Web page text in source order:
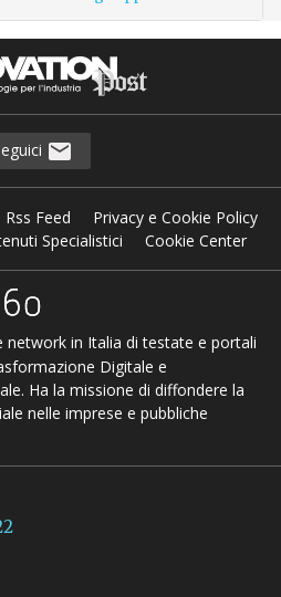
Rss Feed
Privacy e Cookie Policy
Specialistici
Cookie Center
network in Italia di testate e portali
Digitale e
Ha la missione di diffondere la
nelle imprese e pubbliche